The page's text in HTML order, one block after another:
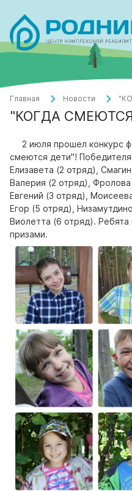
Главная Новости
"КОГДА
2 июля прошел конкурс
смеются дети"!
Елизавета (2 отряд),
Валерия (2 отряд),
Евгений (3 отряд),
Егор (5 отряд),
Виолетта (6 отряд).
призами.